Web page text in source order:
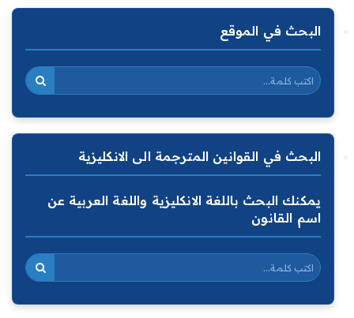
البحث في الموقع
البحث في القوانين المترجمة الى الانكليزية
يمكنك البحث باللغة الانكليزية واللغة العربية عن
اسم القانون